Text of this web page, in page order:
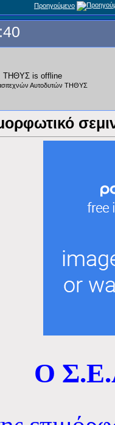
Προηγούμενο
Αυτοδυτών ΤΗΘΥΣ
Ο